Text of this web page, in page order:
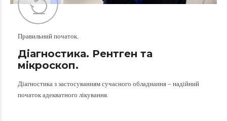
Правильний початок.
Діагностика. Рентген та
мікроскоп.
Діагностика з застосуванням сучасного обладнання – надійний
початок адекватного лікування.